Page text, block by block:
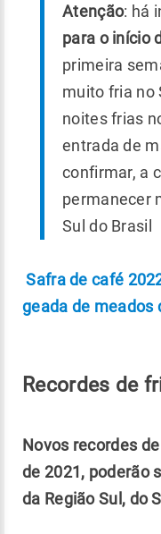
Atenção: há
para o início
primeira
muito fria no
noites frias
entrada de
confirmar, a
permanecer
Sul do Brasil
Safra de café
geada de meados
Recordes de
Novos recordes
de 2021, poderão
da Região Sul, do